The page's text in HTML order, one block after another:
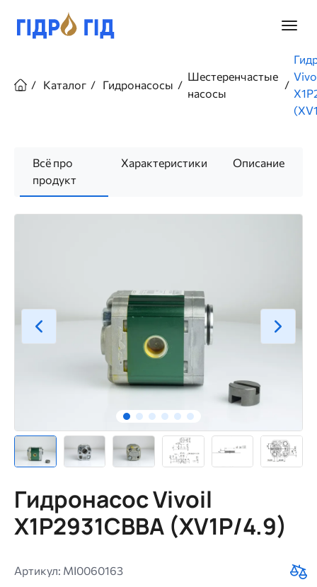
основному
Главное
навигации
Каталог Гидронасосы
Шестеренчастые
насосы
Всё про
продукт
Характеристики Описание
Гидронасос Vivoil
X1P2931CBBA (XV1P/4.9)
Артикул: MI0060163